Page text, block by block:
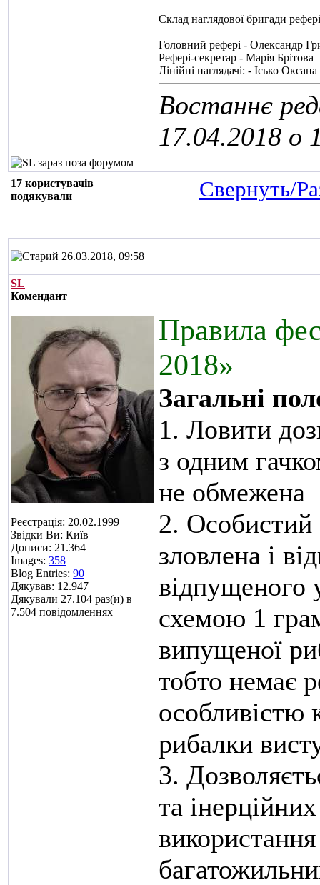
Склад наглядової бригади
Головний рефері - Олександр
Рефері-секретар - Марія Брітова
Лінійні наглядачі: - Ісько Оксана
Востаннє
17.04.2018 о
17 користувачів
подякували
Свернуть/
26.03.2018, 09:58
SL
Комендант
Реєстрація: 20.02.1999
Звідки Ви: Київ
Дописи: 21.364
Images: 358
Blog Entries: 90
Дякував: 12.947
Дякували 27.104 раз(и) в
7.504 повідомленнях
Правила
2018»
Загальні
1. Ловити
з одним
не обмежена
2. Особистий
зловлена і
відпущеного
схемою 1
випущеної
тобто немає
особливістю
рибалки
3.
та